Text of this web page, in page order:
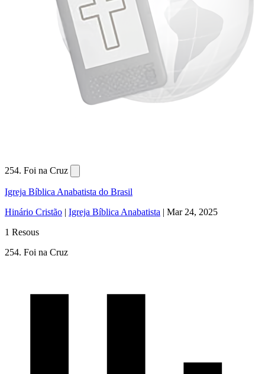
254. Foi na Cruz
Igreja Bíblica Anabatista do Brasil
Hinário Cristão | Igreja Bíblica Anabatista | Mar 24, 2025
1 Resous
254. Foi na Cruz